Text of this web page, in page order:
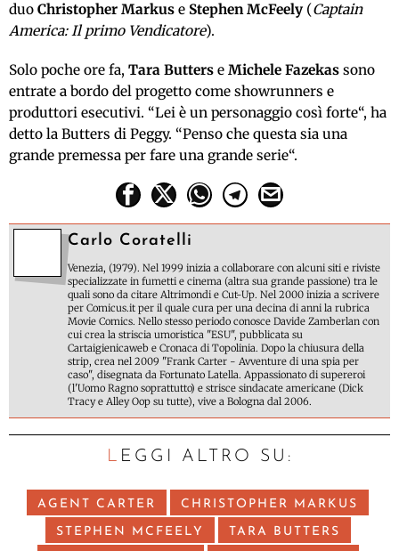
duo Christopher Markus e Stephen McFeely (Captain
America: Il primo Vendicatore).
Solo poche ore fa, Tara Butters e Michele Fazekas sono
entrate a bordo del progetto come showrunners e
produttori esecutivi. “Lei è un personaggio così forte“, ha
detto la Butters di Peggy. “Penso che questa sia una
grande premessa per fare una grande serie“.
Carlo Coratelli
Venezia, (1979). Nel 1999 inizia a collaborare con alcuni siti e riviste
specializzate in fumetti e cinema (altra sua grande passione) tra le
quali sono da citare Altrimondi e Cut-Up. Nel 2000 inizia a scrivere
per Comicus.it per il quale cura per una decina di anni la rubrica
Movie Comics. Nello stesso periodo conosce Davide Zamberlan con
cui crea la striscia umoristica "ESU", pubblicata su
Cartaigienicaweb e Cronaca di Topolinia. Dopo la chiusura della
strip, crea nel 2009 "Frank Carter - Avventure di una spia per
caso", disegnata da Fortunato Latella. Appassionato di supereroi
(l'Uomo Ragno soprattutto) e strisce sindacate americane (Dick
Tracy e Alley Oop su tutte), vive a Bologna dal 2006.
LEGGI ALTRO SU:
AGENT CARTER CHRISTOPHER MARKUS
STEPHEN MCFEELY TARA BUTTERS